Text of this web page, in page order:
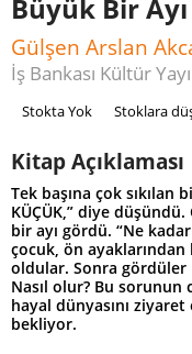
Büyük Bir
Gülşen Arslan
İş Bankası Kültür
Stokta Yok Stoklara
Kitap Açıklaması
Tek başına çok sıkılan
KÜÇÜK,” diye
bir ayı gördü. “Ne
çocuk, ön ayaklarından
oldular. Sonra gördüler
Nasıl olur? Bu sorunun
hayal dünyasını
bekliyor.